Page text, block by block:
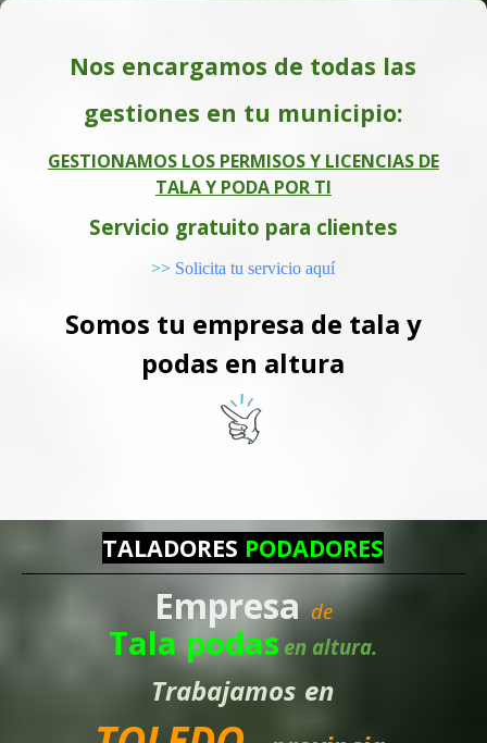
Nos encargamos de todas las
gestiones en tu municipio:
GESTIONAMOS LOS PERMISOS Y LICENCIAS DE
TALA Y PODA POR TI
Servicio gratuito para clientes
>> Solicita tu servicio aquí
Somos tu empresa de tala y
podas en altura
TALADORES PODADORES
Empresa de
Tala podas en altura.
Trabajamos en